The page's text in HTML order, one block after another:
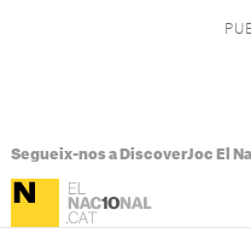
Segueix-nos a DiscoverJoc El